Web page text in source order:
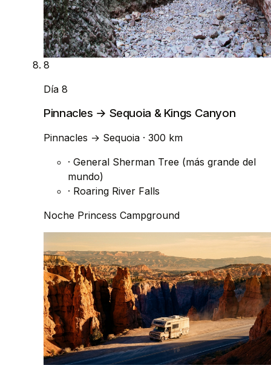
8
Día 8
Pinnacles → Sequoia & Kings Canyon
Pinnacles → Sequoia · 300 km
· General Sherman Tree (más grande del
mundo)
· Roaring River Falls
Noche Princess Campground